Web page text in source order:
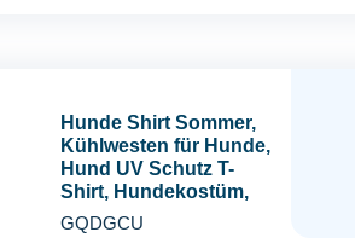
Hunde Shirt Sommer,
Kühlwesten für Hunde,
Hund UV Schutz T-
Shirt, Hundekostüm,
Hundehemd Tshirt,
GQDGCU